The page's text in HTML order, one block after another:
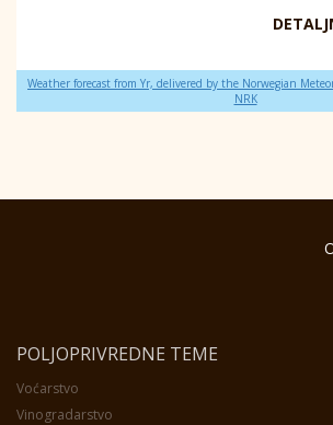
Weather forecast from Yr, delivered by the Norwegian
NRK
POLJOPRIVREDNE TEME
Voćarstvo
Vinogradarstvo